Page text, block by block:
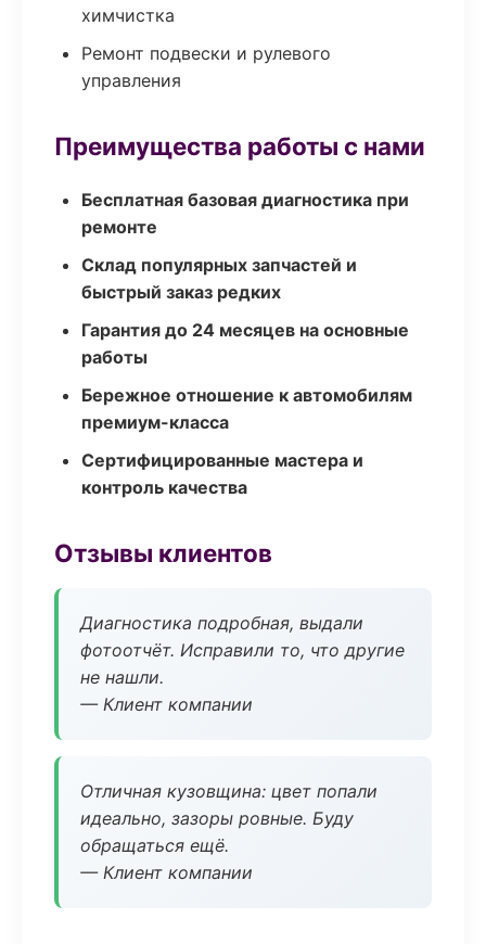
химчистка
Ремонт подвески и рулевого
управления
Преимущества работы с нами
Бесплатная базовая диагностика при
ремонте
Склад популярных запчастей и
быстрый заказ редких
Гарантия до 24 месяцев на основные
работы
Бережное отношение к автомобилям
премиум-класса
Сертифицированные мастера и
контроль качества
Отзывы клиентов
Диагностика подробная, выдали
фотоотчёт. Исправили то, что другие
не нашли.
— Клиент компании
Отличная кузовщина: цвет попали
идеально, зазоры ровные. Буду
обращаться ещё.
— Клиент компании